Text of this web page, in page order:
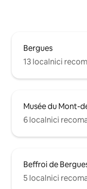
Bergues
13 localnici
Musée du Mont-
6 localnici
Beffroi de
5 localnici